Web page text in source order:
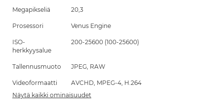
Megapikseliä 20,3
Prosessori Venus Engine
ISO-
herkkyysalue
200-25600 (100-25600)
Tallennusmuoto JPEG, RAW
Videoformaatti
AVCHD, MPEG-4, H.264
Näytä kaikki ominaisuudet